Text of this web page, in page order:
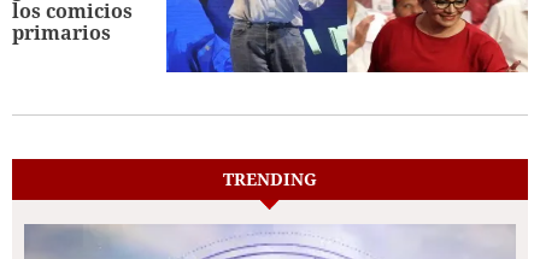
los comicios
primarios
TRENDING